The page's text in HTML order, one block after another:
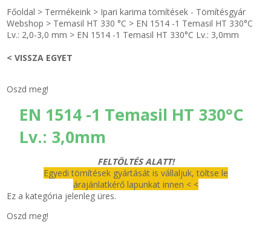
KULCSTARTÓ - KULCSKARIKA
GÉPÉSZET-PÉBÉ-gáz - KÉSZLETEK
IPARI KARIMA TÖMÍTÉS
TÖMÍTŐ TÁBLA - SZIGETELŐ LEMEZ
GUMILEMEZ - FILC - HÓTOLÓ
videók
Rólunk
Hírek
Főoldal > Termékeink > Ipari karima tömítések - Tömítésgyár
Webshop > Temasil HT 330 °C > EN 1514 -1 Temasil HT 330°C
Lv.: 2,0-3,0 mm > EN 1514 -1 Temasil HT 330°C Lv.: 3,0mm
< VISSZA EGYET
Oszd meg!
EN 1514 -1 Temasil HT 330°C
Lv.: 3,0mm
FELTÖLTÉS ALATT!
Egyedi tömítések gyártását is vállaljuk, töltse le
árajánlatkérő lapunkat innen < <
Ez a kategória jelenleg üres.
Oszd meg!